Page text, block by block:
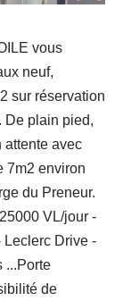
vous
neuf,
sur réservation
De plain pied,
attente avec
7m2 environ
du Preneur.
VL/jour -
Leclerc Drive -
...Porte
de